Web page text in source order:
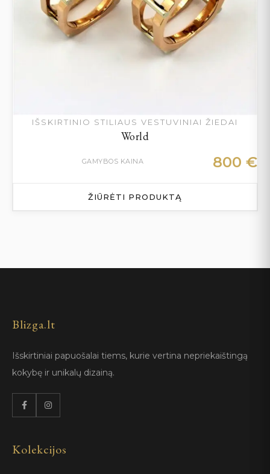
IŠSKIRTINIO STILIAUS VESTUVINIAI ŽIEDAI
World
GAMYBOS KAINA 800 €
ŽIŪRĖTI PRODUKTĄ
Blizga.lt
Išskirtiniai papuošalai tiems, kurie vertina nepriekaištingą
kokybę ir unikalų dizainą.
Kolekcijos